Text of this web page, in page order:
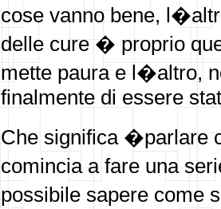
cose vanno bene,
delle cure � proprio
mette paura e l�altro,
finalmente di essere
Che significa �parlare
comincia a fare una
possibile sapere come